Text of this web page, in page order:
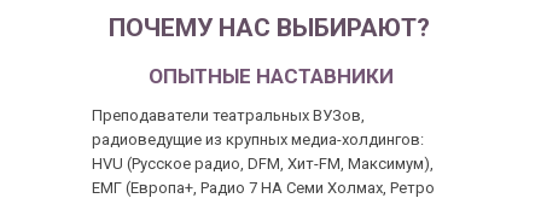
ОПЫТНЫЕ НАСТАВНИКИ
Преподаватели театральных ВУЗов,
радиоведущие из крупных медиа-холдингов:
HVU (Русское радио, DFM, Хит-FM, Максимум),
ЕМГ (Европа+, Радио 7 НА Семи Холмах, Ретро
ПОЧЕМУ НАС ВЫБИРАЮТ?